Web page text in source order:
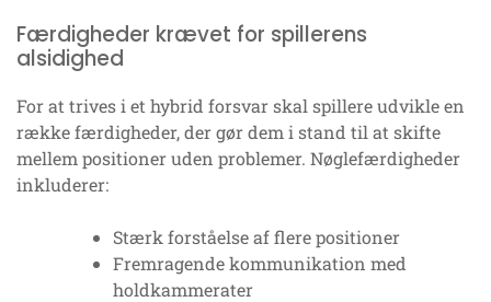
Færdigheder krævet for spillerens
alsidighed
For at trives i et hybrid forsvar skal spillere udvikle en
række færdigheder, der gør dem i stand til at skifte
mellem positioner uden problemer. Nøglefærdigheder
inkluderer:
Stærk forståelse af flere positioner
Fremragende kommunikation med
holdkammerater